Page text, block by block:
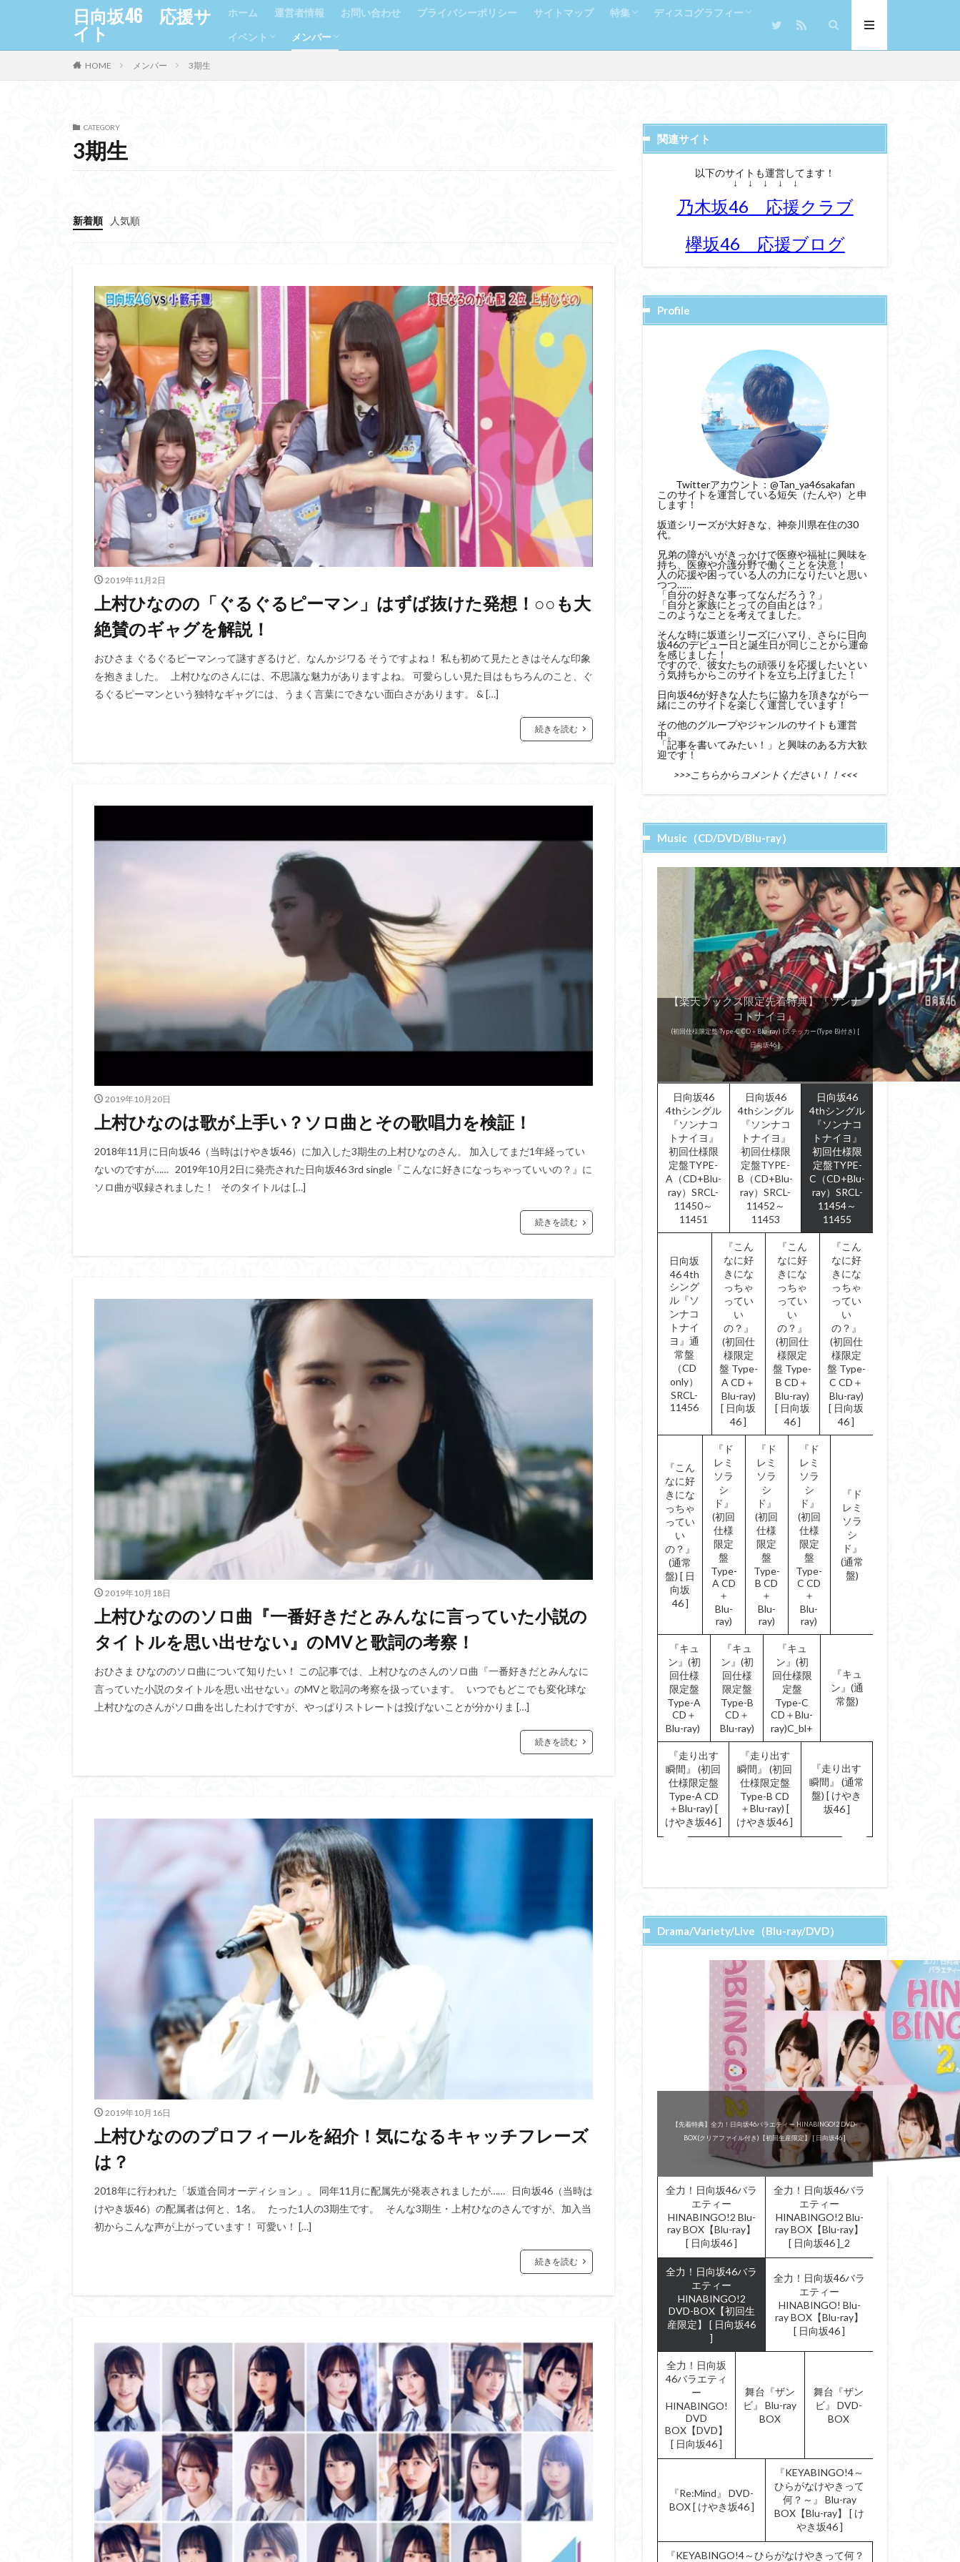
日向坂46 応援サ
イト
ホーム 運営者情報 お問い合わせ プライバシーポリシー サイトマップ 特集 ディスコグラフィー
イベント メンバー
HOME メンバー 3期生
CATEGORY
3期生
新着順 人気順
2019年11月2日
上村ひなのの「ぐるぐるピーマン」はずば抜けた発想！○○も大
絶賛のギャグを解説！
おひさま ぐるぐるピーマンって謎すぎるけど、なんかジワる そうですよね！ 私も初めて見たときはそんな印象
を抱きました。 上村ひなのさんには、不思議な魅力がありますよね。 可愛らしい見た目はもちろんのこと、ぐ
るぐるピーマンという独特なギャグには、うまく言葉にできない面白さがあります。 & […]
続きを読む
2019年10月20日
上村ひなのは歌が上手い？ソロ曲とその歌唱力を検証！
2018年11月に日向坂46（当時はけやき坂46）に加入した3期生の上村ひなのさん。 加入してまだ1年経ってい
ないのですが…… 2019年10月2日に発売された日向坂46 3rd single『こんなに好きになっちゃっていいの？』に
ソロ曲が収録されました！ そのタイトルは […]
続きを読む
2019年10月18日
上村ひなののソロ曲『一番好きだとみんなに言っていた小説の
タイトルを思い出せない』のMVと歌詞の考察！
おひさま ひなののソロ曲について知りたい！ この記事では、上村ひなのさんのソロ曲『一番好きだとみんなに
言っていた小説のタイトルを思い出せない』のMVと歌詞の考察を扱っています。 いつでもどこでも変化球な
上村ひなのさんがソロ曲を出したわけですが、やっぱりストレートは投げないことが分かりま […]
続きを読む
2019年10月16日
上村ひなののプロフィールを紹介！気になるキャッチフレーズ
は？
2018年に行われた「坂道合同オーディション」。 同年11月に配属先が発表されましたが…… 日向坂46（当時は
けやき坂46）の配属者は何と、1名。 たった1人の3期生です。 そんな3期生・上村ひなのさんですが、加入当
初からこんな声が上がっています！ 可愛い！ […]
続きを読む
関連サイト
以下のサイトも運営してます！
↓ ↓ ↓ ↓ ↓
乃木坂46 応援クラブ
欅坂46 応援ブログ
Profile
Twitterアカウント： @Tan_ya46sakafan
このサイトを運営している短矢（たんや）と申
します！
坂道シリーズが大好きな、神奈川県在住の30
代。
兄弟の障がいがきっかけで医療や福祉に興味を
持ち、医療や介護分野で働くことを決意！
人の応援や困っている人の力になりたいと思い
つつ……
「自分の好きな事ってなんだろう？」
「自分と家族にとっての自由とは？」
このようなことを考えてました。
そんな時に坂道シリーズにハマり、さらに日向
坂46のデビュー日と誕生日が同じことから運命
を感じました！
ですので、彼女たちの頑張りを応援したいとい
う気持ちからこのサイトを立ち上げました！
日向坂46が好きな人たちに協力を頂きながら一
緒にこのサイトを楽しく運営しています！
その他のグループやジャンルのサイトも運営
中。
「記事を書いてみたい！」と興味のある方大歓
迎です！
>>>こちらからコメントください！！<<<
Music（CD/DVD/Blu-ray）
【楽天ブックス限定先着特典】『ソンナ
コトナイヨ』
(初回仕様限定盤 Type-A CD＋Blu-ray) (ステッカー(Type B)付き) [
日向坂46 ]
【楽天ブックス限定先着特典】『ソンナ
コトナイヨ』
(初回仕様限定盤 Type-B CD＋Blu-ray) (ステッカー(Type B)付き) [
日向坂46 ]
【楽天ブックス限定先着特典】『ソンナ
コトナイヨ』
(初回仕様限定盤 Type-C CD＋Blu-ray) (ステッカー(Type B)付き) [
日向坂46 ]
【楽天ブックス限定先着特典】『ソンナ
コトナイヨ』
(通常盤 CD only) (ステッカー(Type B)付き) [ 日向坂46 ]
『こんなに好きになっちゃっていい
の？』
(初回仕様限定盤 Type-A CD＋Blu-ray)
『こんなに好きになっちゃっていい
の？』
(初回仕様限定盤 Type-B CD＋Blu-ray)
『こんなに好きになっちゃっていい
の？』
(初回仕様限定盤 Type-C CD＋Blu-ray)
『こんなに好きになっちゃっていい
の？』
(通常盤)
『ドレミソラシド』
(初回仕様限定盤 Type-A CD＋Blu-ray)
『ドレミソラシド』
(初回仕様限定盤 Type-B CD＋Blu-ray)
『ドレミソラシド』
(初回仕様限定盤 Type-C CD＋Blu-ray)
『ドレミソラシド』
(通常盤)
『キュン』
(初回仕様限定盤 Type-A CD＋Blu-ray)
『キュン』
(初回仕様限定盤 Type-B CD＋Blu-ray)
『キュン』
(初回仕様限定盤 Type-C CD＋Blu-ray)
『キュン』
(通常盤)
『走り出す瞬間』
(初回仕様限定盤 Type-A CD＋Blu-ray) [ けやき坂46 ]
『走り出す瞬間』
(初回仕様限定盤 Type-B CD＋Blu-ray) [ けやき坂46 ]
『走り出す瞬間』
(通常盤) [ けやき坂46 ]
日向坂46
4thシングル
『ソンナコ
トナイヨ』
初回仕様限
定盤TYPE-
A（CD+Blu-
ray）SRCL-
11450～
11451
日向坂46
4thシングル
『ソンナコ
トナイヨ』
初回仕様限
定盤TYPE-
B（CD+Blu-
ray）SRCL-
11452～
11453
日向坂46
4thシングル
『ソンナコ
トナイヨ』
初回仕様限
定盤TYPE-
C（CD+Blu-
ray）SRCL-
11454～
11455
日向坂
46 4th
シング
ル『ソ
ンナコ
トナイ
ヨ』通
常盤
（CD
only）
SRCL-
11456
『こん
なに好
きにな
っちゃ
ってい
い
の？』
(初回仕
様限定
盤 Type-
A CD＋
Blu-ray)
[ 日向坂
46 ]
『こん
なに好
きにな
っちゃ
ってい
い
の？』
(初回仕
様限定
盤 Type-
B CD＋
Blu-ray)
[ 日向坂
46 ]
『こん
なに好
きにな
っちゃ
ってい
い
の？』
(初回仕
様限定
盤 Type-
C CD＋
Blu-ray)
[ 日向坂
46 ]
『こん
なに好
きにな
っちゃ
ってい
い
の？』
(通常
盤) [ 日
向坂
46 ]
『ド
レミ
ソラ
シ
ド』
(初回
仕様
限定
盤
Type-
A CD
＋
Blu-
ray)
『ド
レミ
ソラ
シ
ド』
(初回
仕様
限定
盤
Type-
B CD
＋
Blu-
ray)
『ド
レミ
ソラ
シ
ド』
(初回
仕様
限定
盤
Type-
C CD
＋
Blu-
ray)
『ド
レミ
ソラ
シ
ド』
(通常
盤)
『キュ
ン』(初
回仕様
限定盤
Type-A
CD＋
Blu-ray)
『キュ
ン』(初
回仕様
限定盤
Type-B
CD＋
Blu-ray)
『キュ
ン』(初
回仕様限
定盤
Type-C
CD＋Blu-
ray)C_bl+
『キュ
ン』(通
常盤)
『走り出す
瞬間』 (初回
仕様限定盤
Type-A CD
＋Blu-ray) [
けやき坂46 ]
『走り出す
瞬間』 (初回
仕様限定盤
Type-B CD
＋Blu-ray) [
けやき坂46 ]
『走り出す
瞬間』 (通常
盤) [ けやき
坂46 ]
Drama/Variety/Live（Blu-ray/DVD）
全力！日向坂46バラエティー HINABINGO!2 Blu-ray BOX【Blu-
ray】 [ 日向坂46 ]
全力！日向坂46バラエティー HINABINGO!2 Blu-ray BOX【Blu-
ray】 [ 日向坂46 ]
【先着特典】全力！日向坂46バラエティー HINABINGO!2 DVD-
BOX(クリアファイル付き)【初回生産限定】 [ 日向坂46 ]
全力！日向坂46バラエティー HINABINGO! Blu-ray BOX【Blu-
ray】 [ 日向坂46 ]
全力！日向坂46バラエティー HINABINGO! DVD-BOX(初回生産限
定) [ 日向坂46 ]
舞台『ザンビ』
Blu-ray BOX
舞台『ザンビ』
DVD-BOX
『Re:Mind』 DVD-BOX
『KEYABINGO!4』
～ひらがなけやきって何？～
Blu-ray BOX【Blu-ray】
『KEYABINGO!4』
～ひらがなけやきって何？～
DVD-BOX(初回生産限定)
全力！日向坂46バラ
エティー
HINABINGO!2 Blu-
ray BOX【Blu-ray】
[ 日向坂46 ]
全力！日向坂46バラ
エティー
HINABINGO!2 Blu-
ray BOX【Blu-ray】
[ 日向坂46 ]_2
全力！日向坂46バラ
エティー
HINABINGO!2
DVD-BOX【初回生
産限定】 [ 日向坂46
]
全力！日向坂46バラ
エティー
HINABINGO! Blu-
ray BOX【Blu-ray】
[ 日向坂46 ]
全力！日向坂
46バラエティ
ー
HINABINGO!
DVD
BOX【DVD】
[ 日向坂46 ]
舞台『ザン
ビ』 Blu-ray
BOX
舞台『ザン
ビ』 DVD-
BOX
『Re:Mind』 DVD-
BOX [ けやき坂46 ]
『KEYABINGO!4～
ひらがなけやきって
何？～』 Blu-ray
BOX【Blu-ray】 [ け
やき坂46 ]
『KEYABINGO!4～ひらがなけやきって何？